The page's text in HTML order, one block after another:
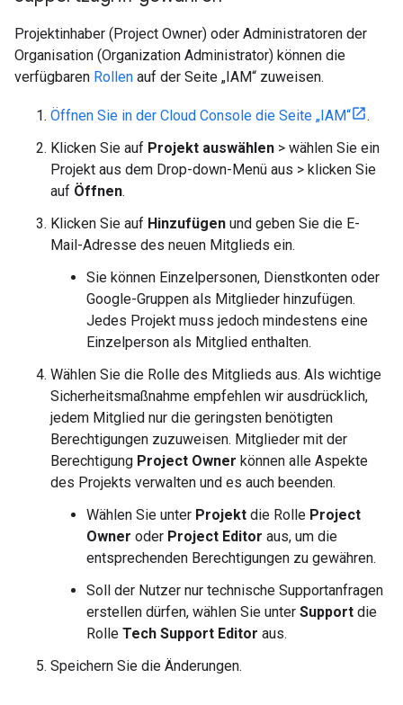
Projektinhaber (Project Owner) oder Administratoren der
Organisation (Organization Administrator) können die
verfügbaren Rollen auf der Seite „IAM“ zuweisen.
Öffnen Sie in der Cloud Console die Seite „IAM“
.
Klicken Sie auf Projekt auswählen > wählen Sie ein
Projekt aus dem Drop-down-Menü aus > klicken Sie
auf Öffnen.
Klicken Sie auf Hinzufügen und geben Sie die E-
Mail-Adresse des neuen Mitglieds ein.
Sie können Einzelpersonen, Dienstkonten oder
Google-Gruppen als Mitglieder hinzufügen.
Jedes Projekt muss jedoch mindestens eine
Einzelperson als Mitglied enthalten.
Wählen Sie die Rolle des Mitglieds aus. Als wichtige
Sicherheitsmaßnahme empfehlen wir ausdrücklich,
jedem Mitglied nur die geringsten benötigten
Berechtigungen zuzuweisen. Mitglieder mit der
Berechtigung Project Owner können alle Aspekte
des Projekts verwalten und es auch beenden.
Wählen Sie unter Projekt die Rolle Project
Owner oder Project Editor aus, um die
entsprechenden Berechtigungen zu gewähren.
Soll der Nutzer nur technische Supportanfragen
erstellen dürfen, wählen Sie unter Support die
Rolle Tech Support Editor aus.
Speichern Sie die Änderungen.